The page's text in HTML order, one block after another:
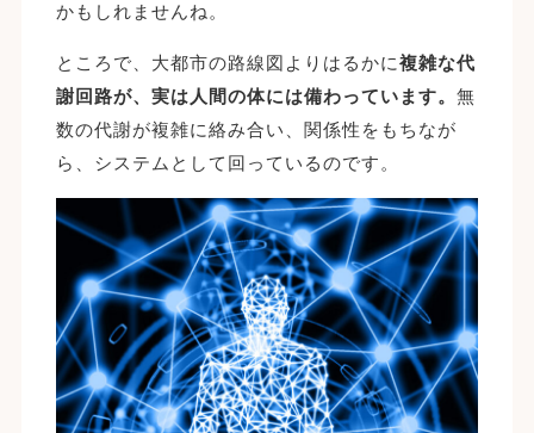
かもしれませんね。
ところで、大都市の路線図よりはるかに複雑な代
謝回路が、実は人間の体には備わっています。 無
数の代謝が複雑に絡み合い、関係性をもちなが
ら、システムとして回っているのです。